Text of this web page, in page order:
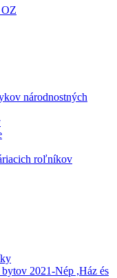
OZ
národnostných
roľníkov
2021-Nép ,Ház és